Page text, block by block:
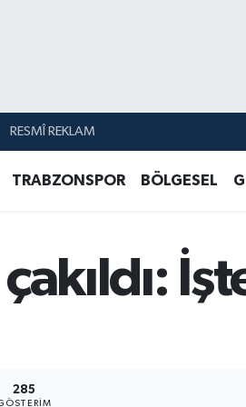
RESMÎ REKLAM
TRABZONSPOR BÖLGESEL
285